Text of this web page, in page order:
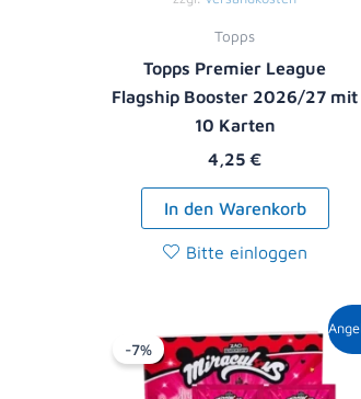
Topps
Topps Premier League
Flagship Booster 2026/27 mit
10 Karten
4,25 €
In den Warenkorb
Bitte einloggen
-7%
Ursprünglicher
Preis
war:
13,90 €
Preis
ist:
12,99 €.